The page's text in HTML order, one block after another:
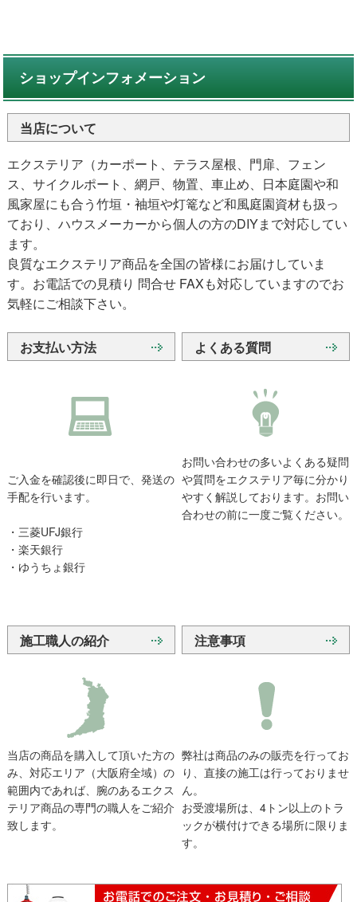
ショップインフォメーション
当店について
エクステリア（カーポート、テラス屋根、門扉、フェン
ス、サイクルポート、網戸、物置、車止め、日本庭園や和
風家屋にも合う竹垣・袖垣や灯篭など和風庭園資材も扱っ
ており、ハウスメーカーから個人の方のDIYまで対応してい
ます。
良質なエクステリア商品を全国の皆様にお届けしていま
す。お電話での見積り 問合せ FAXも対応していますのでお
気軽にご相談下さい。
お支払い方法
ご入金を確認後に即日で、発送の
手配を行います。
・三菱UFJ銀行
・楽天銀行
・ゆうちょ銀行
よくある質問
お問い合わせの多いよくある疑問
や質問をエクステリア毎に分かり
やすく解説しております。お問い
合わせの前に一度ご覧ください。
施工職人の紹介
当店の商品を購入して頂いた方の
み、対応エリア（大阪府全域）の
範囲内であれば、腕のあるエクス
テリア商品の専門の職人をご紹介
致します。
注意事項
弊社は商品のみの販売を行ってお
り、直接の施工は行っておりませ
ん。
お受渡場所は、4トン以上のトラ
ックが横付けできる場所に限りま
す。